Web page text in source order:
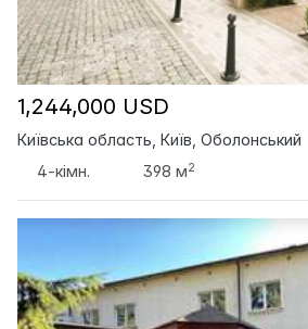
1,244,000 USD
Київська область, Київ, Оболонський
4-кімн.
398 м2